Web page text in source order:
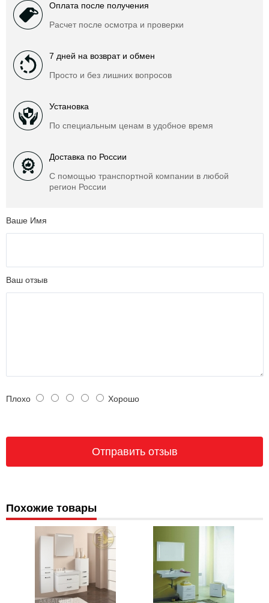
Оплата после получения
Расчет после осмотра и проверки
7 дней на возврат и обмен
Просто и без лишних вопросов
Установка
По специальным ценам в удобное время
Доставка по России
С помощью транспортной компании в любой
регион России
Ваше Имя
Ваш отзыв
Плохо Хорошо
Похожие товары